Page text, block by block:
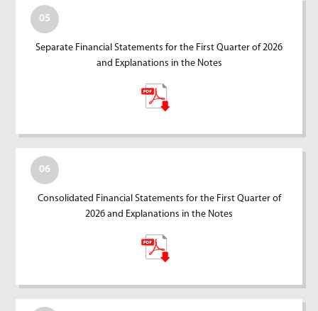
05
Separate Financial Statements for the First Quarter of 2026
and Explanations in the Notes
06
Consolidated Financial Statements for the First Quarter of
2026 and Explanations in the Notes